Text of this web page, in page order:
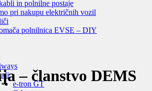
in polnilne postaje
pri nakupu električnih vozil
polnilnica EVSE – DIY
e-tron GT
– članstvo DEMS